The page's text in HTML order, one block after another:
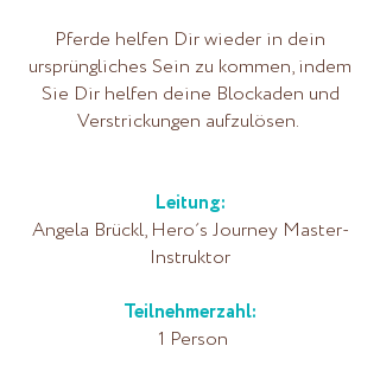
Pferde helfen Dir wieder in dein
ursprüngliches Sein zu kommen, indem
Sie Dir helfen deine Blockaden und
Verstrickungen aufzulösen.
Leitung:
Angela Brückl, Hero´s Journey Master-
Instruktor
Teilnehmerzahl:
1 Person